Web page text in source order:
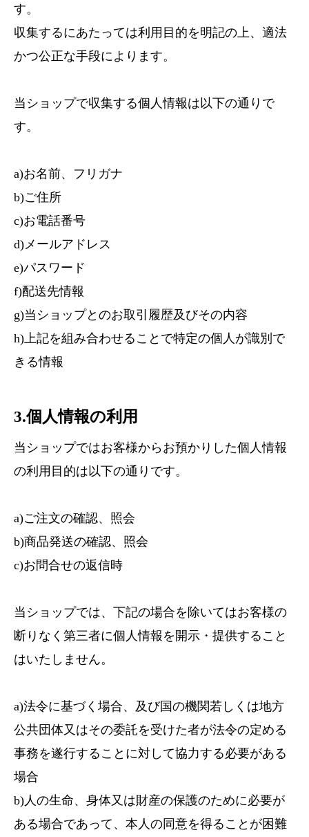
す。
収集するにあたっては利用目的を明記の上、適法
かつ公正な手段によります。
当ショップで収集する個人情報は以下の通りで
す。
a)お名前、フリガナ
b)ご住所
c)お電話番号
d)メールアドレス
e)パスワード
f)配送先情報
g)当ショップとのお取引履歴及びその内容
h)上記を組み合わせることで特定の個人が識別で
きる情報
3.個人情報の利用
当ショップではお客様からお預かりした個人情報
の利用目的は以下の通りです。
a)ご注文の確認、照会
b)商品発送の確認、照会
c)お問合せの返信時
当ショップでは、下記の場合を除いてはお客様の
断りなく第三者に個人情報を開示・提供すること
はいたしません。
a)法令に基づく場合、及び国の機関若しくは地方
公共団体又はその委託を受けた者が法令の定める
事務を遂行することに対して協力する必要がある
場合
b)人の生命、身体又は財産の保護のために必要が
ある場合であって、本人の同意を得ることが困難